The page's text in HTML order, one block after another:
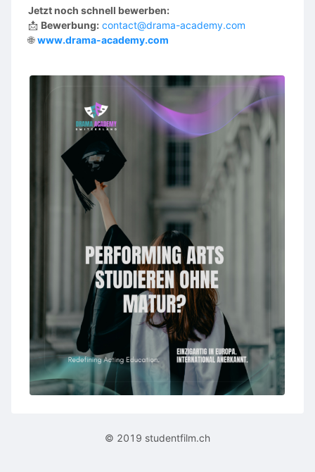
Jetzt noch schnell bewerben:
📩 Bewerbung: contact@drama-academy.com
🌐www.drama-academy.com
© 2019 studentfilm.ch